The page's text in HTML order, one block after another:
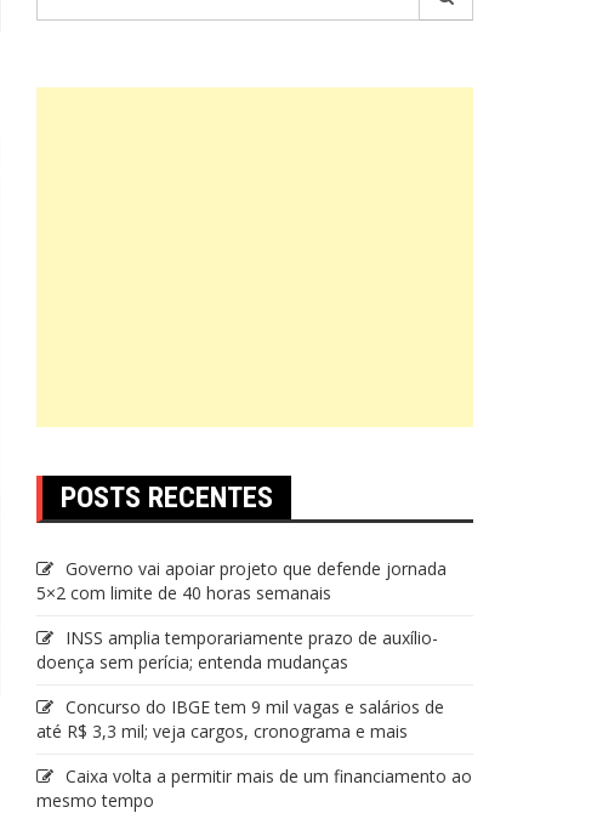
POSTS RECENTES
Governo vai apoiar projeto que defende jornada
5×2 com limite de 40 horas semanais
INSS amplia temporariamente prazo de auxílio-
doença sem perícia; entenda mudanças
Concurso do IBGE tem 9 mil vagas e salários de
até R$ 3,3 mil; veja cargos, cronograma e mais
Caixa volta a permitir mais de um financiamento ao
mesmo tempo